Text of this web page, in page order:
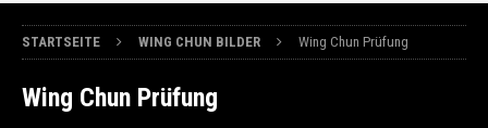
STARTSEITE WING CHUN BILDER Wing Chun Prüfung
Wing Chun Prüfung